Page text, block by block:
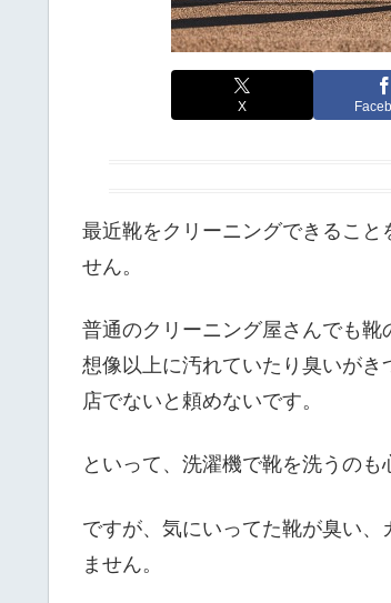
X
最近靴をクリーニングできるこ
せん。
普通のクリーニング屋さんでも
想像以上に汚れていたり臭いが
店でないと頼めないです。
といって、洗濯機で靴を洗うのも
ですが、気にいってた靴が臭い
ません。